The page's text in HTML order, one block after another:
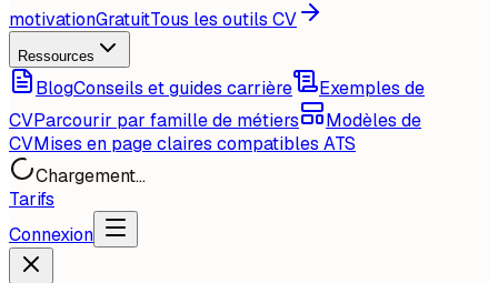
motivationGratuitTous les outils CV
Ressources
BlogConseils et guides carrière
Exemples de
CVParcourir par famille de métiers
Modèles de
CVMises en page claires compatibles ATS
Chargement...
Tarifs
Connexion